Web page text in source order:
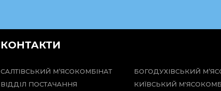
КОНТАКТИ
САЛТІВСЬКИЙ М’ЯСОКОМБІНАТ
ВІДДІЛ ПОСТАЧАННЯ
БОГОДУХІВСЬКИЙ
КИЇВСЬКИЙ